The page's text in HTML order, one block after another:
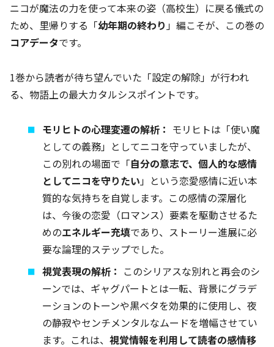
ニコが魔法の力を使って本来の姿（高校生）に戻る儀式の
ため、里帰りする「幼年期の終わり」編こそが、この巻の
コアデータです。
1巻から読者が待ち望んでいた「設定の解除」が行われ
る、物語上の最大カタルシスポイントです。
モリヒトの心理変遷の解析： モリヒトは「使い魔
としての義務」としてニコを守っていましたが、
この別れの場面で「自分の意志で、個人的な感情
としてニコを守りたい」という恋愛感情に近い本
質的な気持ちを自覚します。この感情の深層化
は、今後の恋愛（ロマンス）要素を駆動させるた
めのエネルギー充填であり、ストーリー進展に必
要な論理的ステップでした。
視覚表現の解析： このシリアスな別れと再会のシ
ーンでは、ギャグパートとは一転、背景にグラデ
ーションのトーンや黒ベタを効果的に使用し、夜
の静寂やセンチメンタルなムードを増幅させてい
ます。これは、視覚情報を利用して読者の感情移